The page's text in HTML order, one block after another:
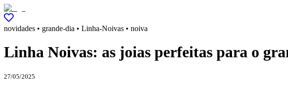
novidades • grande-dia • Linha-Noivas • noiva
Linha Noivas: as joias perfeitas para o
27/05/2025